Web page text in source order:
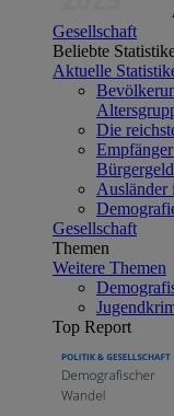
Gesellschaft
Beliebte
Aktuelle
Die
Ausländer
Gesellschaft
Themen
Weitere Themen
Top Report